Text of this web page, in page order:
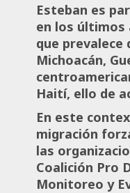
Esteban es
en los últimos
que prevalece
Michoacán,
Haití, ello de
En este
migración
las
Coalición Pro
Monitoreo y